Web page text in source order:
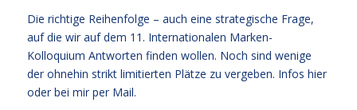
Die richtige Reihenfolge – auch eine strategische Frage,
auf die wir auf dem 11. Internationalen Marken-
Kolloquium Antworten finden wollen. Noch sind wenige
der ohnehin strikt limitierten Plätze zu vergeben. Infos hier
oder bei mir per Mail.